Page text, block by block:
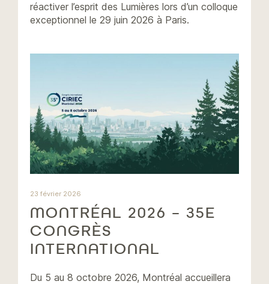
réactiver l’esprit des Lumières lors d’un colloque
exceptionnel le 29 juin 2026 à Paris.
23 février 2026
MONTRÉAL 2026 – 35E
CONGRÈS
INTERNATIONAL
Du 5 au 8 octobre 2026, Montréal accueillera